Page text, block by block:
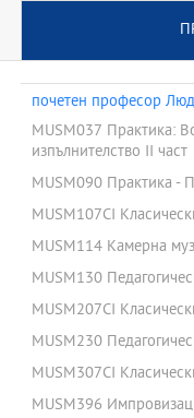
почетен професор
MUSM037 Практика:
изпълнителство II част
MUSM090 Практика -
MUSM107CI
MUSM114 Камерна
MUSM130
MUSM207CI
MUSM230
MUSM307CI
MUSM396